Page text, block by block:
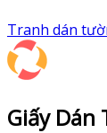
Tranh dán
Giấy Dán